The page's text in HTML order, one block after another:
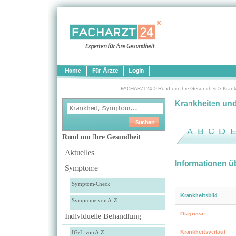
Home Für Ärzte Login
FACHARZT24 > Rund um Ihre Gesundheit>
Rund um Ihre Gesundheit
Aktuelles
Symptome
Symptom-Check
Symptome von A-Z
Individuelle Behandlung
IGeL von A-Z
Krankheiten
A B C D E
Informationen
Krankheitsbild
Diagnose
Krankheitsverlauf